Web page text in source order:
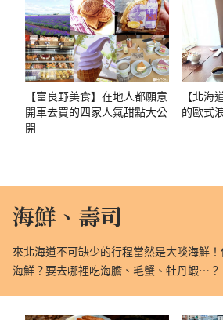
【富良野美食】在地人都願意
開車去買的四家人氣甜點大公
開
【北海
的歐式
海鮮、壽司
來北海道不可缺少的行程當然是大啖海鮮
海鮮？要去哪裡吃海膽、毛蟹、牡丹蝦⋯？